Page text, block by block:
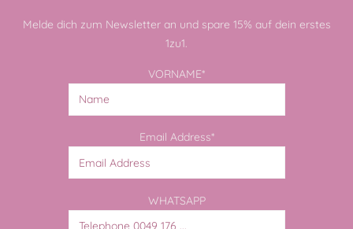
Melde dich zum Newsletter an und spare 15% auf dein erstes
1zu1.
VORNAME*
Email Address*
WHATSAPP